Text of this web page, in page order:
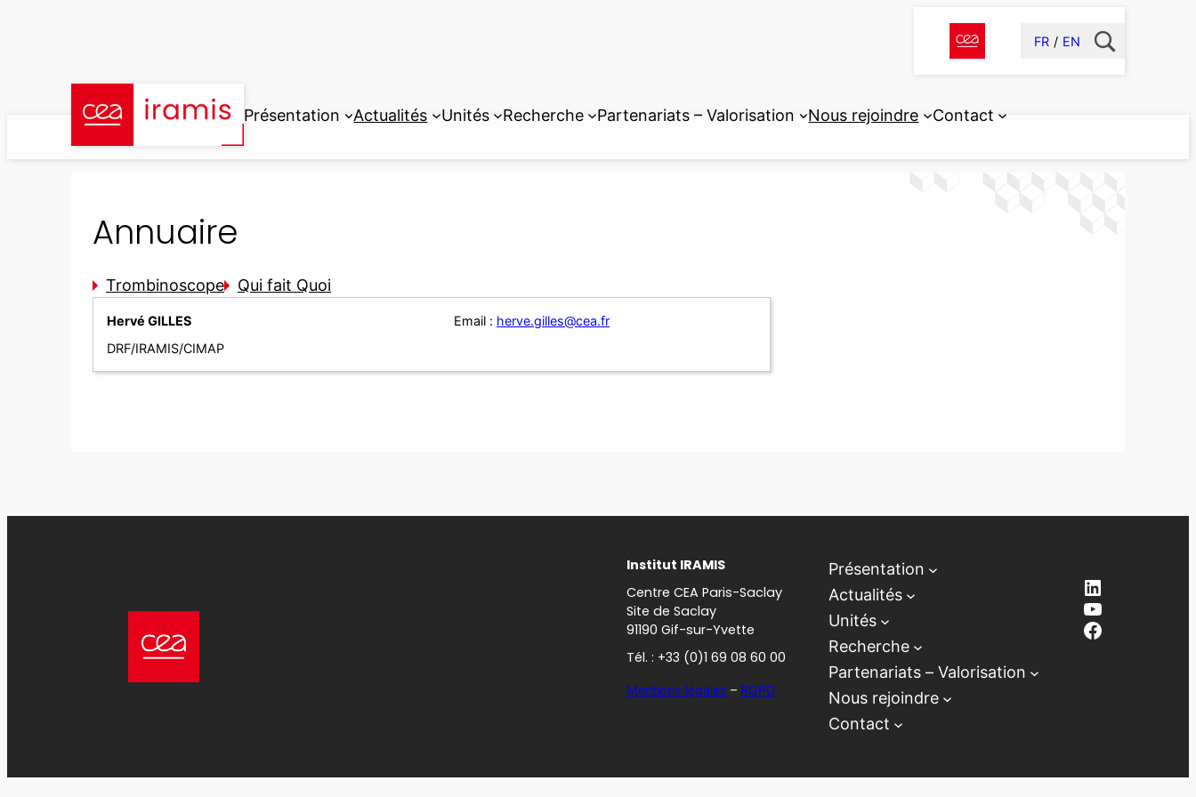
FR EN
Présentation Actualités Unités Recherche Partenariats – Valorisation Nous rejoindre Contact
Annuaire
Trombinoscope Qui fait Quoi
Hervé GILLES
DRF/IRAMIS/CIMAP
Email : herve.gilles@cea.fr
Institut IRAMIS
Centre CEA Paris-Saclay
Site de Saclay
91190 Gif-sur-Yvette
Tél. : +33 (0)1 69 08 60 00
Mentions légales – RGPD
Présentation
Actualités
Unités
Recherche
Partenariats – Valorisation
Nous rejoindre
Contact
LinkedIn
YouTube
Facebook